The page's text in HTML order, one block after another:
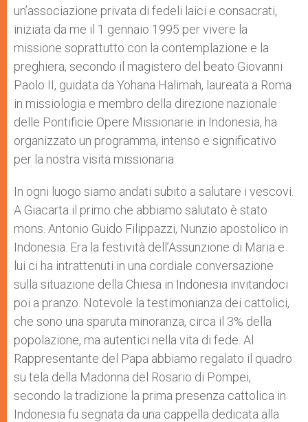
un’associazione privata di fedeli laici e consacrati,
iniziata da me il 1 gennaio 1995 per vivere la
missione soprattutto con la contemplazione e la
preghiera, secondo il magistero del beato Giovanni
Paolo II, guidata da Yohana Halimah, laureata a Roma
in missiologia e membro della direzione nazionale
delle Pontificie Opere Missionarie in Indonesia, ha
organizzato un programma, intenso e significativo
per la nostra visita missionaria.
In ogni luogo siamo andati subito a salutare i vescovi.
A Giacarta il primo che abbiamo salutato è stato
mons. Antonio Guido Filippazzi, Nunzio apostolico in
Indonesia. Era la festività dell’Assunzione di Maria e
lui ci ha intrattenuti in una cordiale conversazione
sulla situazione della Chiesa in Indonesia invitandoci
poi a pranzo. Notevole la testimonianza dei cattolici,
che sono una sparuta minoranza, circa il 3% della
popolazione, ma autentici nella vita di fede. Al
Rappresentante del Papa abbiamo regalato il quadro
su tela della Madonna del Rosario di Pompei,
secondo la tradizione la prima presenza cattolica in
Indonesia fu segnata da una cappella dedicata alla